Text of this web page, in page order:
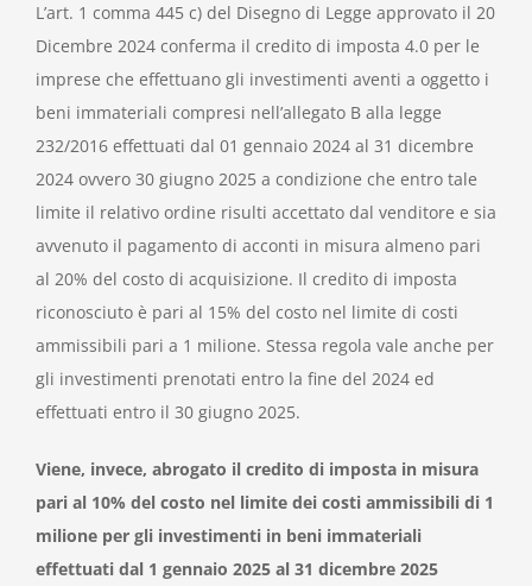
L’art. 1 comma 445 c) del Disegno di Legge approvato il 20
Dicembre 2024 conferma il credito di imposta 4.0 per le
imprese che effettuano gli investimenti aventi a oggetto i
beni immateriali compresi nell’allegato B alla legge
232/2016 effettuati dal 01 gennaio 2024 al 31 dicembre
2024 ovvero 30 giugno 2025 a condizione che entro tale
limite il relativo ordine risulti accettato dal venditore e sia
avvenuto il pagamento di acconti in misura almeno pari
al 20% del costo di acquisizione. Il credito di imposta
riconosciuto è pari al 15% del costo nel limite di costi
ammissibili pari a 1 milione. Stessa regola vale anche per
gli investimenti prenotati entro la fine del 2024 ed
effettuati entro il 30 giugno 2025.
Viene, invece, abrogato il credito di imposta in misura
pari al 10% del costo nel limite dei costi ammissibili di 1
milione per gli investimenti in beni immateriali
effettuati dal 1 gennaio 2025 al 31 dicembre 2025